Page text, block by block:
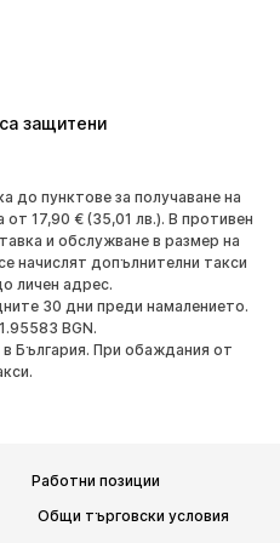
ЕКСКЛУЗИВНО
Видове спорт
Спортни чанти
Шапки, шапки с козирка и
каскети
защитени
до пунктове за получаване на
17,90 € (35,01 лв.). В противен
и обслужване в размер на
начислят допълнителни такси
личен адрес.
30 дни преди намалението.
BGN.
България. При обаждания от
Работни позиции
Общи търговски условия